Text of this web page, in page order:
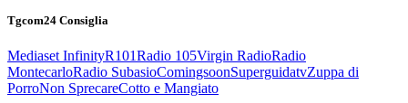
Tgcom24 Consiglia
Mediaset InfinityR101Radio 105Virgin RadioRadio
MontecarloRadio SubasioComingsoonSuperguidatvZuppa di
PorroNon SprecareCotto e Mangiato